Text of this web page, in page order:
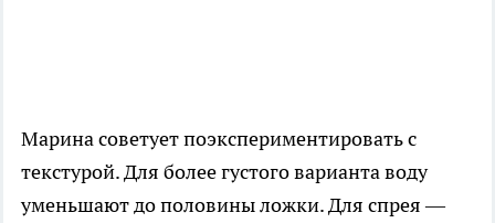
Марина советует поэкспериментировать с
текстурой. Для более густого варианта воду
уменьшают до половины ложки. Для спрея —